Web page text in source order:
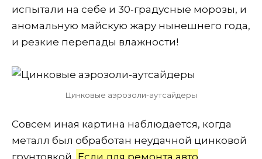
испытали на себе и 30-градусные морозы, и
аномальную майскую жару нынешнего года,
и резкие перепады влажности!
Цинковые аэрозоли-аутсайдеры
Совсем иная картина наблюдается, когда
металл был обработан неудачной цинковой